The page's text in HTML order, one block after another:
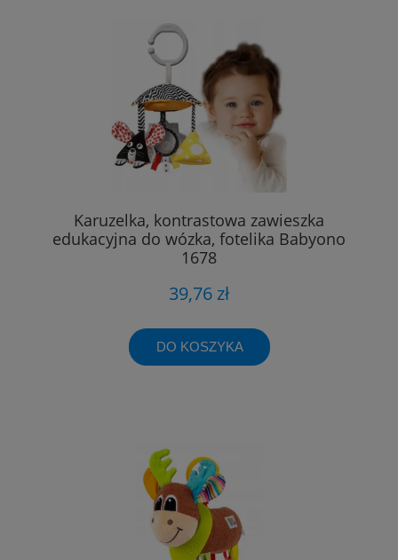
Karuzelka, kontrastowa zawieszka
edukacyjna do wózka, fotelika Babyono
1678
39,76 zł
DO KOSZYKA